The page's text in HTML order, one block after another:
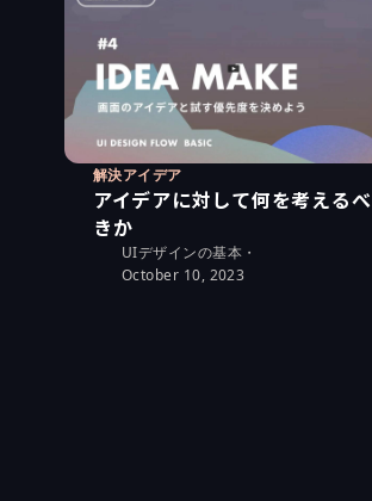
解決アイデア
アイデアに対して何を考えるべ
きか
UIデザインの基本 ・
October 10, 2023